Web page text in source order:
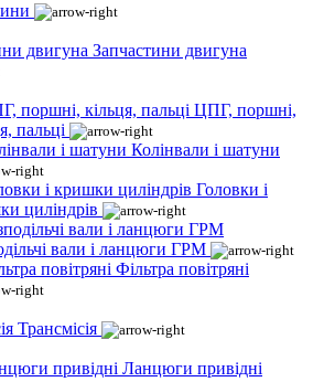
Запчастини двигуна
ЦПГ, поршні,
пальці
Колінвали і шатуни
Головки і
циліндрів
вали і ланцюги ГРМ
Фільтра повітряні
Трансмісія
Ланцюги привідні